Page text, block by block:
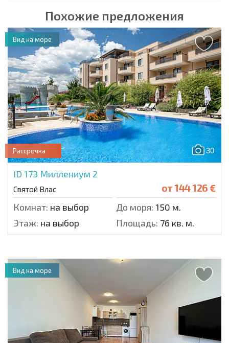
Похожие предложения
30
Рассрочка
ID 173 Миллениум 2
Святой Влас от144 126 €
Комнат: на выбор До моря: 150 м.
Этаж: на выбор Площадь: 76 кв. м.
Вид на море
Вид на море